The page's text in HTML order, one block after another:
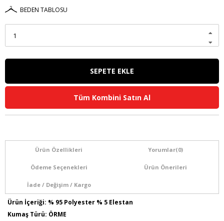
BEDEN TABLOSU
Tüm Kombini Satın Al
Ürün Özellikleri Yorumlar(0)
Ödeme Seçenekleri Ürün Önerileri
İade / Değişim / Kargo
Ürün İçeriği: % 95 Polyester % 5 Elestan
Kumaş Türü: ÖRME